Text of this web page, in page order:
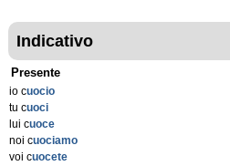
Indicativo
Presente
io cuocio
tu cuoci
lui cuoce
noi cuociamo
voi cuocete